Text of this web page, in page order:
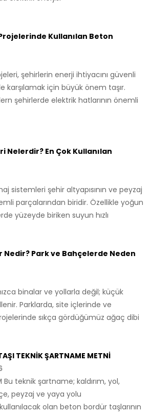
Kullanılan Beton
şehirlerin enerji ihtiyacını güvenli
karşılamak için büyük önem taşır.
şehirlerde elektrik hatlarının önemli
Nelerdir? En Çok Kullanılan
sistemleri şehir altyapısının ve peyzaj
parçalarından biridir. Özellikle yoğun
yüzeyde biriken suyun hızlı
Nedir? Park ve Bahçelerde Neden
binalar ve yollarla değil; küçük
Parklarda, site içlerinde ve
sıkça gördüğümüz ağaç dibi
TEKNİK ŞARTNAME METNİ
Bu teknik şartname; kaldırım, yol,
peyzaj ve yaya yolu
olan beton bordür taşlarının